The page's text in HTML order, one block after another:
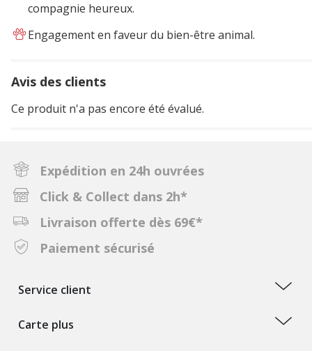
compagnie heureux.
Engagement en faveur du bien-être animal.
Avis des clients
Ce produit n'a pas encore été évalué.
Expédition en 24h ouvrées
Click & Collect dans 2h*
Livraison offerte dès 69€*
Paiement sécurisé
Service client
Carte plus